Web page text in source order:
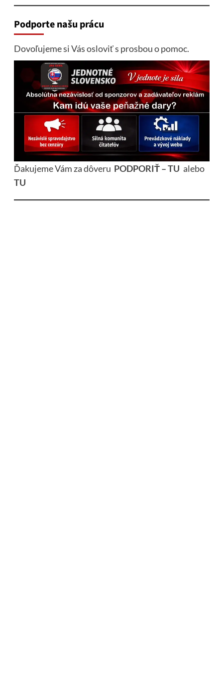
Podporte našu prácu
Dovoľujeme si Vás osloviť s prosbou o pomoc.
Ďakujeme Vám za dôveru PODPORIŤ – TU alebo
TU